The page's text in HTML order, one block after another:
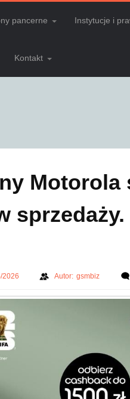
pancerne Instytucje i
Kontakt
Motorola
2026 Autor: gsmbiz